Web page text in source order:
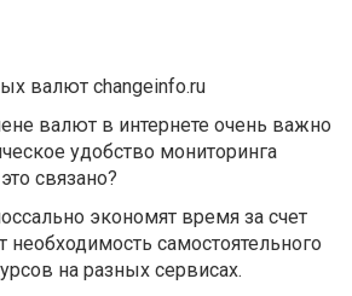
валют в интернете очень важно
удобство мониторинга
связано?
экономят время за счет
необходимость самостоятельного
на разных сервисах.